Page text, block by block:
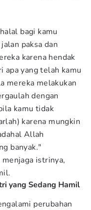
bagi kamu
paksa dan
karena hendak
apa yang telah kamu
mereka melakukan
dengan
kamu tidak
karena mungkin
Allah
banyak."
istrinya,
yang Sedang Hamil
perubahan